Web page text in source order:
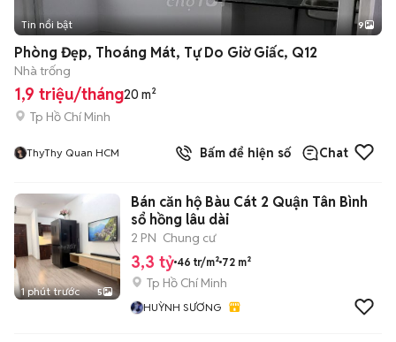
+2
Tin nổi bật 9
Phòng Đẹp, Thoáng Mát, Tự Do Giờ Giấc, Q12
Nhà trống
1,9 triệu/tháng20 m²
Tp Hồ Chí Minh
ThyThy Quan HCM Bấm để hiện số Chat
1 phút trước 5
Bán căn hộ Bàu Cát 2 Quận Tân Bình
sổ hồng lâu dài
2 PN Chung cư
3,3 tỷ 46 tr/m² 72 m²
Tp Hồ Chí Minh
HUỲNH SƯƠNG